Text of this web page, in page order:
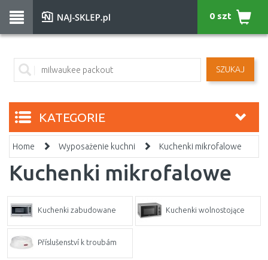
SZUKAJ
0 szt
KATEGORIE
Home Wyposażenie kuchni Kuchenki mikrofalowe
Kuchenki mikrofalowe
Kuchenki zabudowane Kuchenki wolnostojące
Příslušenství k troubám